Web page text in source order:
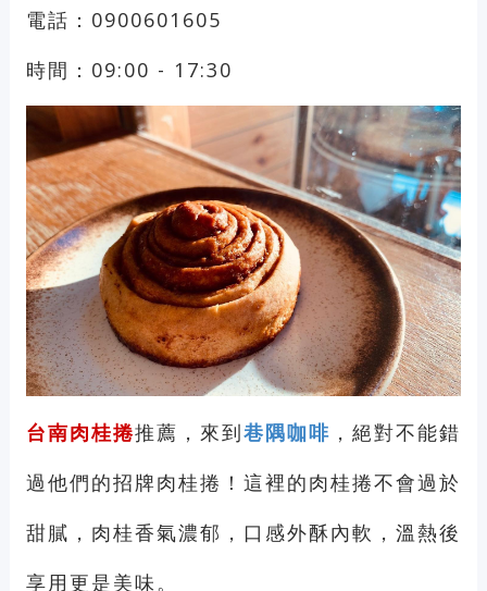
電話：0900601605
時間：09:00 - 17:30
台南肉桂捲推薦，來到巷隅咖啡 ，絕對不能錯
過他們的招牌肉桂捲！這裡的肉桂捲不會過於
甜膩，肉桂香氣濃郁，口感外酥內軟，溫熱後
享用更是美味。